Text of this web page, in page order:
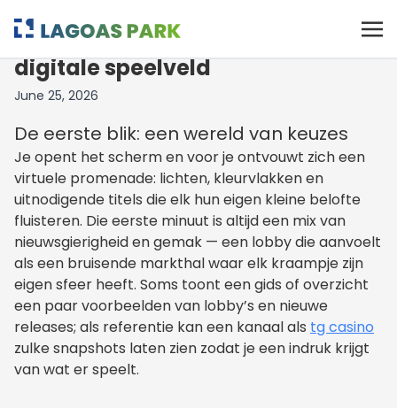
Een avondwandeling door het
digitale speelveld
June 25, 2026
De eerste blik: een wereld van keuzes
Je opent het scherm en voor je ontvouwt zich een
virtuele promenade: lichten, kleurvlakken en
uitnodigende titels die elk hun eigen kleine belofte
fluisteren. Die eerste minuut is altijd een mix van
nieuwsgierigheid en gemak — een lobby die aanvoelt
als een bruisende markthal waar elk kraampje zijn
eigen sfeer heeft. Soms toont een gids of overzicht
een paar voorbeelden van lobby’s en nieuwe
releases; als referentie kan een kanaal als tg casino
zulke snapshots laten zien zodat je een indruk krijgt
van wat er speelt.